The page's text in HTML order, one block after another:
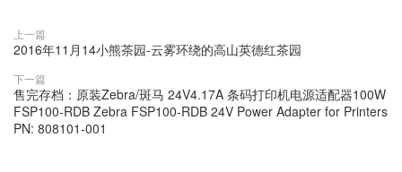
上一篇
2016年11月14小熊茶园-云雾环绕的高山英德红茶园
下一篇
售完存档：原装Zebra/斑马 24V4.17A 条码打印机电源适配器100W
FSP100-RDB Zebra FSP100-RDB 24V Power Adapter for Printers
PN: 808101-001